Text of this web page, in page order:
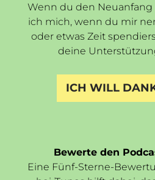
Wenn du den Neuanfang
ich mich, wenn du mir
oder etwas Zeit
deine
ICH WILL
Bewerte den
Eine Fünf-Sterne-